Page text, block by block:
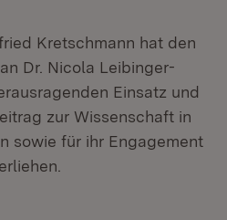
Kretschmann hat den
Dr. Nicola Leibinger-
Einsatz und
zur Wissenschaft in
sowie für ihr Engagement